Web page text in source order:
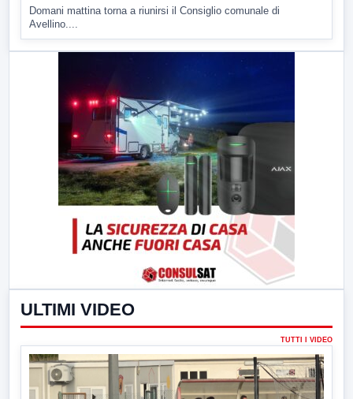
Domani mattina torna a riunirsi il Consiglio comunale di
Avellino....
ULTIMI VIDEO
TUTTI I VIDEO